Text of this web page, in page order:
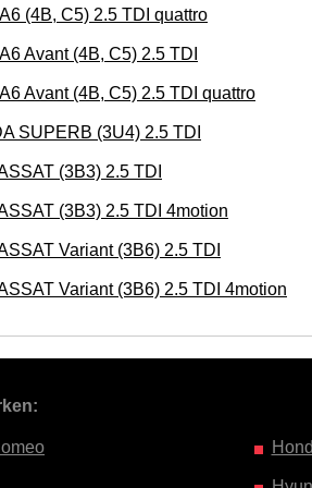
(4B, C5) 2.5 TDI quattro
Avant (4B, C5) 2.5 TDI
Avant (4B, C5) 2.5 TDI quattro
SUPERB (3U4) 2.5 TDI
(3B3) 2.5 TDI
(3B3) 2.5 TDI 4motion
Variant (3B6) 2.5 TDI
Variant (3B6) 2.5 TDI 4motion